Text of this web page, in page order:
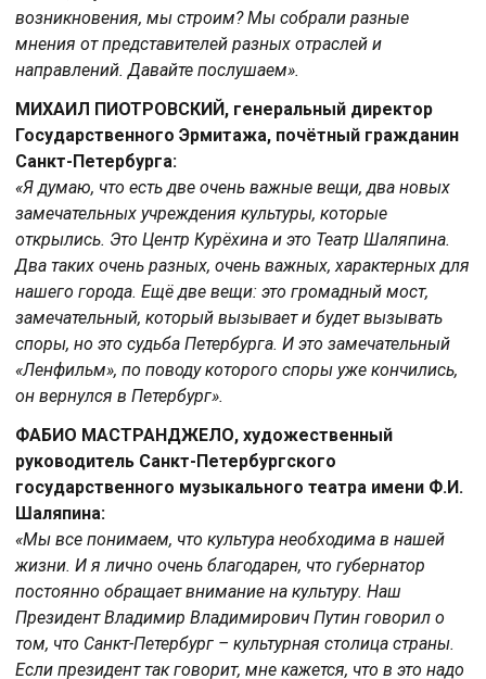
возникновения, мы строим? Мы собрали разные
мнения от представителей разных отраслей и
направлений. Давайте послушаем».
МИХАИЛ ПИОТРОВСКИЙ, генеральный директор
Государственного Эрмитажа, почётный гражданин
Санкт-Петербурга:
«Я думаю, что есть две очень важные вещи, два новых
замечательных учреждения культуры, которые
открылись. Это Центр Курёхина и это Театр Шаляпина.
Два таких очень разных, очень важных, характерных для
нашего города. Ещё две вещи: это громадный мост,
замечательный, который вызывает и будет вызывать
споры, но это судьба Петербурга. И это замечательный
«Ленфильм», по поводу которого споры уже кончились,
он вернулся в Петербург».
ФАБИО МАСТРАНДЖЕЛО, художественный
руководитель Санкт-Петербургского
государственного музыкального театра имени Ф.И.
Шаляпина:
«Мы все понимаем, что культура необходима в нашей
жизни. И я лично очень благодарен, что губернатор
постоянно обращает внимание на культуру. Наш
Президент Владимир Владимирович Путин говорил о
том, что Санкт-Петербург – культурная столица страны.
Если президент так говорит, мне кажется, что в это надо